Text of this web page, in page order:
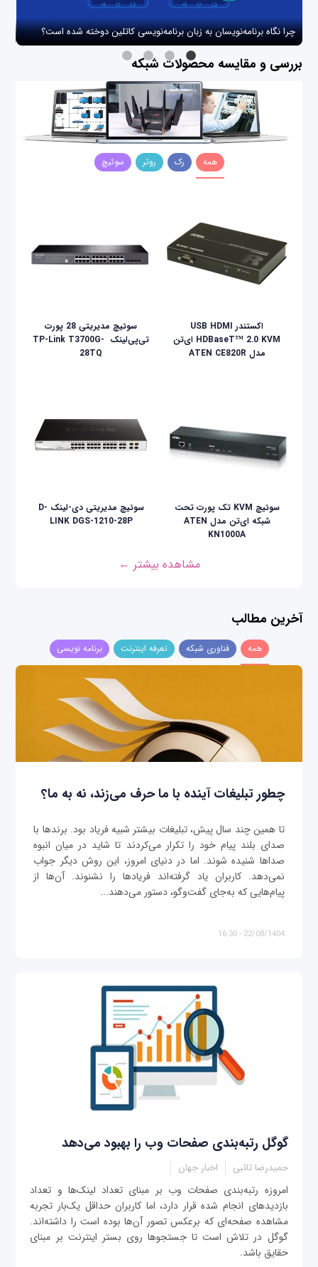
چرا نگاه برنامه‌نویسان به زبان برنامه‌نویسی کاتلین دوخته شده است؟
بررسی و مقایسه محصولات شبکه
همه رک روتر سوئیچ
اکستندر USB HDMI
HDBaseT™ 2.0 KVM ای‌تن
مدل ATEN CE820R
سوئیچ مدیریتی 28 پورت
تی‌پی‌لینک ‌ TP-Link T3700G-
28TQ
سوئیچ KVM تک پورت تحت
شبکه ای‌تن مدل ATEN
KN1000A
سوئیچ مدیریتی دی-لینک D-
LINK DGS-1210-28P
مشاهده بیشتر ←
آخرین مطالب
همه فناوری شبکه تعرفه اینترنت برنامه نویسی
چطور تبلیغات آینده با ما حرف می‌زند، نه به ما؟
تا همین چند سال پیش، تبلیغات بیشتر شبیه فریاد بود. برندها با
صدای بلند پیام خود را تکرار می‌کردند تا شاید در میان انبوه
صداها شنیده شوند. اما در دنیای امروز، این روش دیگر جواب
نمی‌دهد. کاربران یاد گرفته‌اند فریادها را نشنوند. آن‌ها از
پیام‌هایی که به‌جای گفت‌وگو، دستور می‌دهند...
22/08/1404 - 16:30
گوگل رتبه‌بندی صفحات وب را بهبود می‌دهد
حمیدرضا تائبی اخبار جهان
امروزه رتبه‌بندی صفحات وب بر مبنای تعداد لینک‌ها و تعداد
بازدیدهای انجام شده قرار دارد، اما کاربران حداقل یک‌بار تجربه
مشاهده صفحه‌ای که برعکس تصور آن‌ها بوده است را داشته‌اند.
گوگل در تلاش است تا جستجوها روی بستر اینترنت بر مبنای
حقایق باشد.